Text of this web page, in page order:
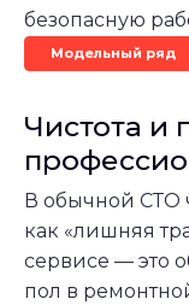
безопасную
Модельный ряд
Чистота и
В обычной СТО
как «лишняя
сервисе — это
пол в